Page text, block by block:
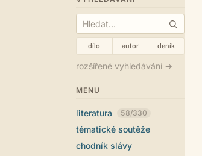
dílo autor deník
rozšířené vyhledávání →
MENU
literatura 58/330
tématické soutěže
chodník slávy